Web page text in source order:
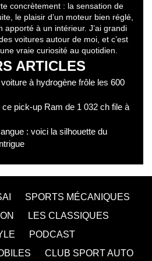
concrètement : la sensation de
le plaisir d’un moteur bien réglé,
apporté à un intérieur. J’ai grandi
voitures autour de moi, et c’est
vraie curiosité au quotidien.
ARTICLES
à hydrogène frôle les 600
pick-up Ram de 1 032 ch file à
: voici la silhouette du
SPORTS MÉCANIQUES
LES CLASSIQUES
PODCAST
CLUB SPORT AUTO